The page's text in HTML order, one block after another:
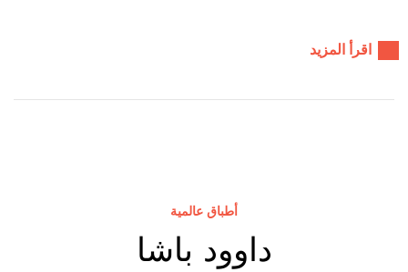
اقرأ المزيد
أطباق عالمية
داوود باشا